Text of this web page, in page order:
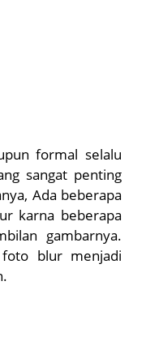
formal selalu
sangat penting
Ada beberapa
karna beberapa
gambarnya.
blur menjadi